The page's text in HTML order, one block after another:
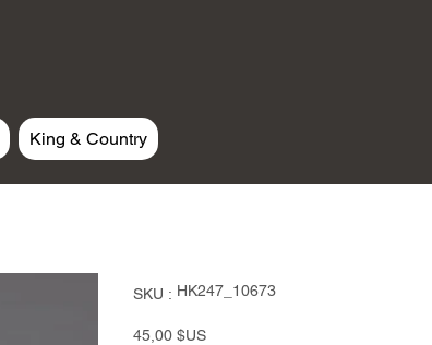
King & Country
SKU : SKU
HK247_10673
HK247_10673
Prix
45,00 $US